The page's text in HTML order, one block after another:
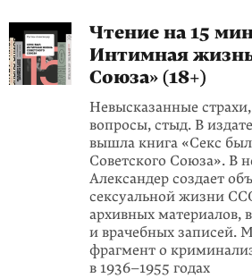
Чтение на 15
Интимная
Союза» (18+)
Невысказанные
вопросы, стыд. В
вышла книга «Секс
Советского Союза». В
Александер создает
сексуальной жизни
архивных материалов,
и врачебных записей.
фрагмент о
в 1936–1955 годах